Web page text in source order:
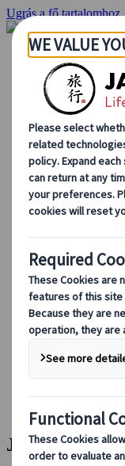
Ugrás a fő tartalomhoz
Kezdőlap
Ajánlatok
Egyéni
Csoportos
Egyéni
Személyre
Japan Rail Pass
Így dolgozunk
Rólunk
Csapatunk
Utazási
Kulturális
Japán
Gyakori
Alapvető
Etikett
Vezetés
Foglalás
Japan Rail
Szállás
Online